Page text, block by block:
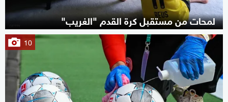
لمحات من مستقبل كرة القدم "الغريب"
10